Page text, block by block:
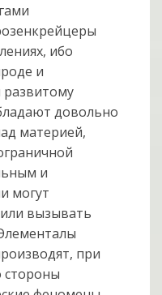
ибо
и
развитому
довольно
материей,
и
могут
вызывать
при
стороны